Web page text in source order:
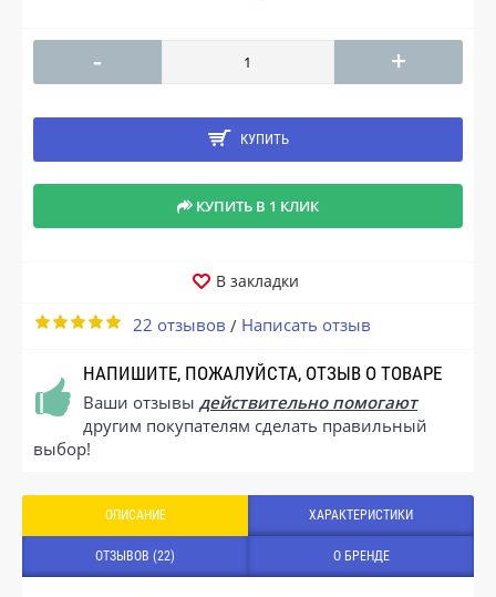
- +
КУПИТЬ
КУПИТЬ В 1 КЛИК
В закладки
22 отзывов / Написать отзыв
НАПИШИТЕ, ПОЖАЛУЙСТА, ОТЗЫВ О ТОВАРЕ
Ваши отзывы действительно помогают
другим покупателям сделать правильный
выбор!
ОПИСАНИЕ ХАРАКТЕРИСТИКИ
ОТЗЫВОВ (22) О БРЕНДЕ